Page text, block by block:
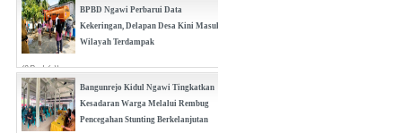
BPBD Ngawi Perbarui Data
Kekeringan, Delapan Desa Kini Masuk
Wilayah Terdampak
(0 Reply(s))
Bangunrejo Kidul Ngawi Tingkatkan
Kesadaran Warga Melalui Rembug
Pencegahan Stunting Berkelanjutan